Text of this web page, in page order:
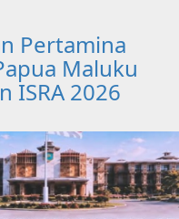
Pertamina
Maluku
ISRA 2026